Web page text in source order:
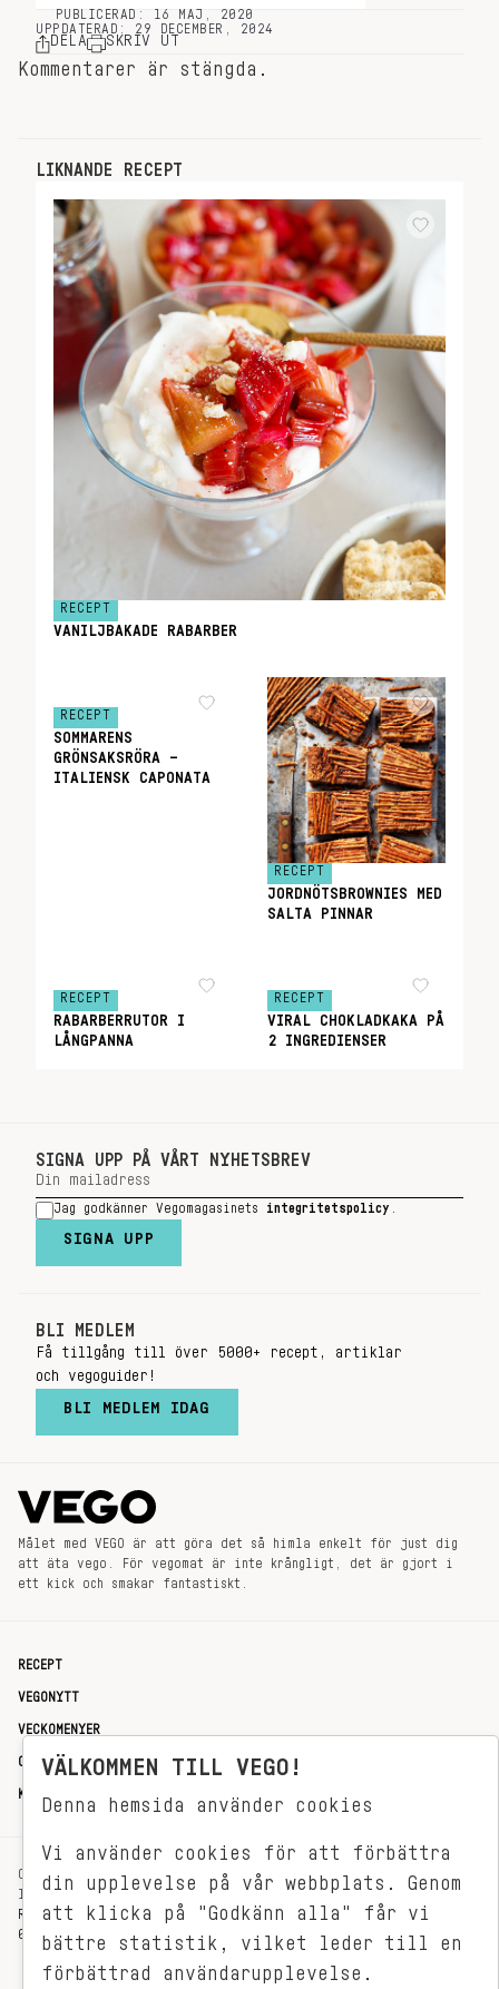
PUBLICERAD: 16 MAJ, 2020
UPPDATERAD: 29 DECEMBER, 2024
DELA SKRIV UT
Kommentarer är stängda.
LIKNANDE RECEPT
RECEPT
VANILJBAKADE RABARBER
RECEPT
SOMMARENS
GRÖNSAKSRÖRA –
ITALIENSK CAPONATA
RECEPT
JORDNÖTSBROWNIES MED
SALTA PINNAR
RECEPT
RABARBERRUTOR I
LÅNGPANNA
RECEPT
VIRAL CHOKLADKAKA PÅ
2 INGREDIENSER
SIGNA UPP PÅ VÅRT NYHETSBREV
Jag godkänner Vegomagasinets integritetspolicy
SIGNA UPP
BLI MEDLEM
Få tillgång till över 5000+ recept, artiklar
och vegoguider!
BLI MEDLEM IDAG
Målet med VEGO är att göra det så himla enkelt för just dig
att äta vego. För vegomat är inte krångligt, det är gjort i
ett kick och smakar fantastiskt.
RECEPT
VEGONYTT
VECKOMENYER
OM OSS
KONTAKT
OXENSTIERNSGATAN 33
114 27 STOCKHOLM
REDAKTIONEN@VEGOMAGASINET.SE
08-799 62 01
VÄLKOMMEN TILL VEGO!
Denna hemsida använder cookies
Vi använder cookies för att förbättra
din upplevelse på vår webbplats. Genom
att klicka på "Godkänn alla" får vi
bättre statistik, vilket leder till en
förbättrad användarupplevelse.